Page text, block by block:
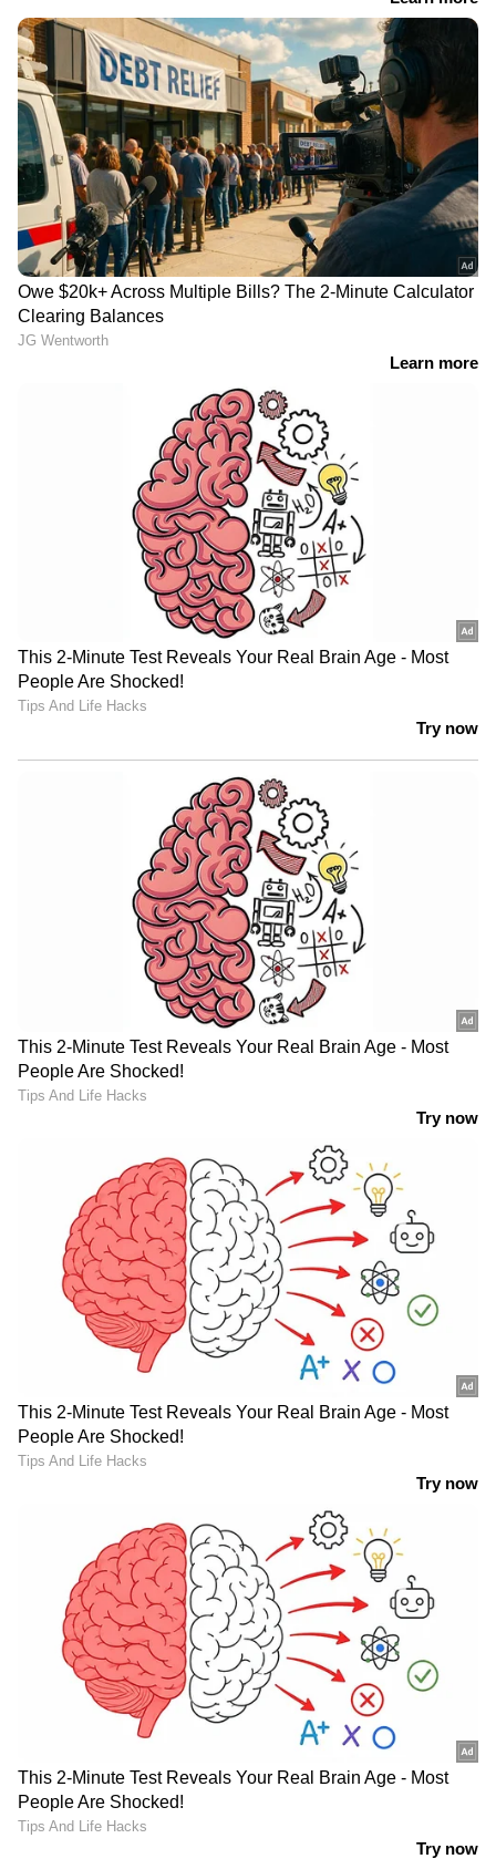
എങ്ങനെയാണ് ഈ ജ്യൂസ് തയ്യാറാക്കുന്നതെന്ന്
നോക്കിയാലോ?..
വേണ്ട ചേരുവകൾ
‌കാരറ്റ് 1
എണ്ണം ( ചെറുതായി അരി‍ഞ്ഞത്)
തക്കാളി 1 എണ്ണം
( ചെറുതായി അരി‍ഞ്ഞത്)
മാതള നരങ്ങ 1 എണ്ണം
ബീറ്റ്റൂട്ട് പകുതി
എണ്ണം ( വേവിച്ചത്)
നെല്ലിക്ക 1
മുകളിൽ കൊടുത്തിരിക്കുന്ന എല്ലാ
ചേരുവകളും തൊലി കളഞ്ഞ് കഴുകി
എടുക്കുക.ശേഷം ചെറുതായി അരിഞ്ഞെടുത്ത്
അൽപം വെള്ളം ചേർത്ത് അടിച്ചെടുക്കുക.
പ്രോസ്റ്റേറ്റ് ക്യാൻസറിനെ പേടിക്കണം,
പുരുഷന്മാർ അറിഞ്ഞിരിക്കേണ്ടത്
LATEST VIDEOS
ഒരാളെ പോലും സർക്കാർ
വെറുതെവിട്ടില്ല: കെ മുരളീധരൻ
കാണാതായ ഗൗതം കൃഷ്ണൻ്റെ
അമ്മയുമായി നടത്തിയ ചർച്ചയിൽ
'ഡിമാൻ്റ് പരാമർശം; ഉദ്യോഗസ്ഥയെ
സ്ഥലംമാറ്റി|Kollam